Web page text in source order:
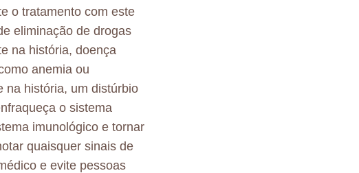
o tratamento com este
eliminação de drogas
na história, doença
anemia ou
na história, um distúrbio
o sistema
imunológico e tornar
quaisquer sinais de
e evite pessoas